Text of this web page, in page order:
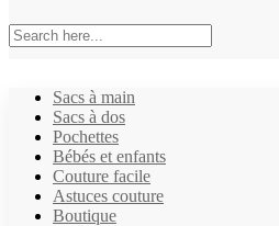
Sacs à main
Sacs à dos
Pochettes
Bébés et enfants
Couture facile
Astuces couture
Boutique